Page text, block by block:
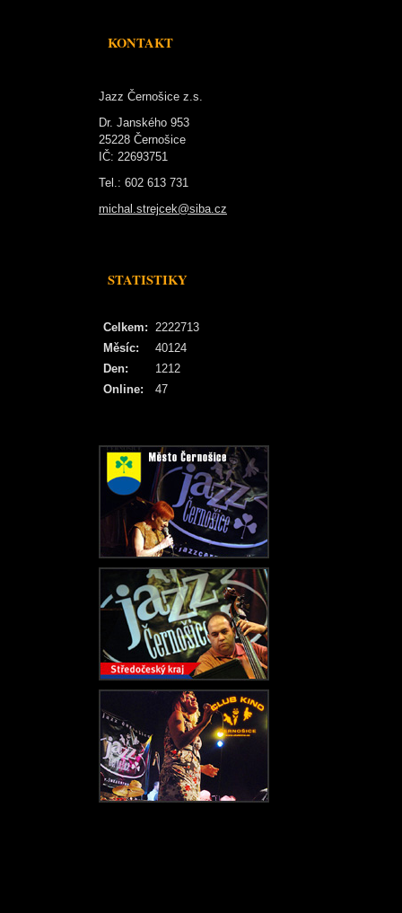
KONTAKT
Jazz Černošice z.s.
Dr. Janského 953
25228 Černošice
IČ: 22693751
Tel.: 602 613 731
michal.strejcek@siba.cz
STATISTIKY
Online: 47
Celkem: 2222713
Měsíc:
40124
Den:
1212